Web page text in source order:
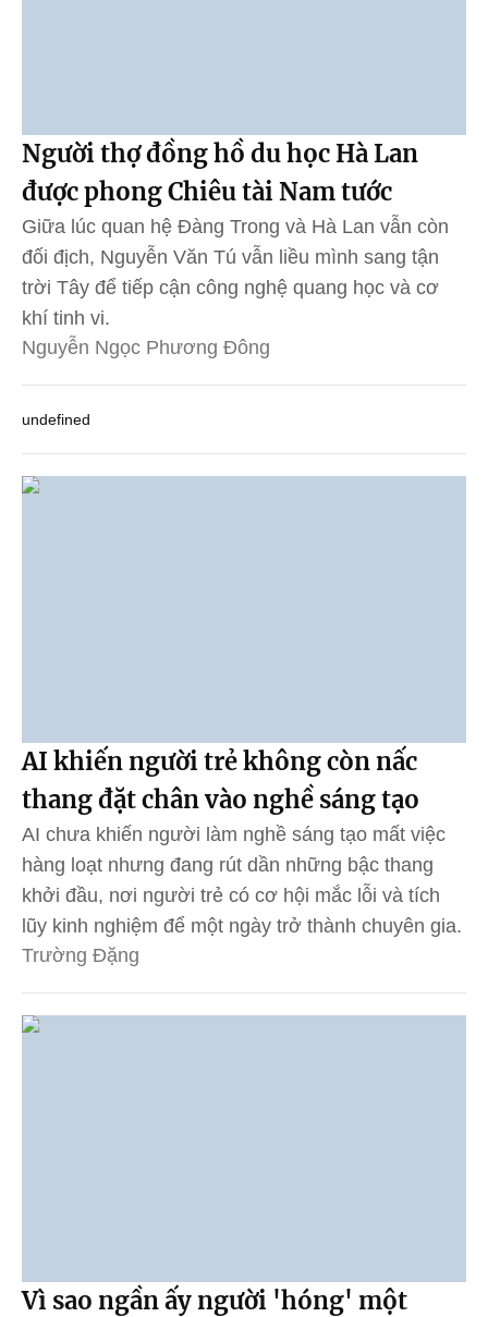
Người thợ đồng hồ du học Hà Lan
được phong Chiêu tài Nam tước
Giữa lúc quan hệ Đàng Trong và Hà Lan vẫn còn
đối địch, Nguyễn Văn Tú vẫn liều mình sang tận
trời Tây để tiếp cận công nghệ quang học và cơ
khí tinh vi.
Nguyễn Ngọc Phương Đông
undefined
AI khiến người trẻ không còn nấc
thang đặt chân vào nghề sáng tạo
AI chưa khiến người làm nghề sáng tạo mất việc
hàng loạt nhưng đang rút dần những bậc thang
khởi đầu, nơi người trẻ có cơ hội mắc lỗi và tích
lũy kinh nghiệm để một ngày trở thành chuyên gia.
Trường Đặng
Vì sao ngần ấy người 'hóng' một